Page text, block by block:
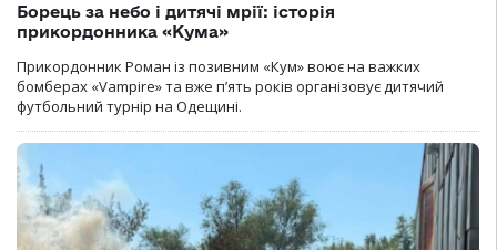
Борець за небо і дитячі мрії: історія
прикордонника «Кума»
Прикордонник Роман із позивним «Кум» воює на важких
бомберах «Vampire» та вже п’ять років організовує дитячий
футбольний турнір на Одещині.